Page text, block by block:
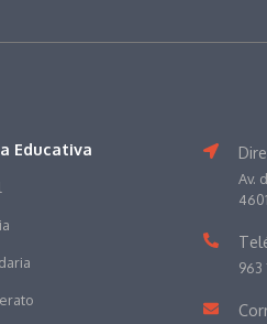
Educativa
Av.
963